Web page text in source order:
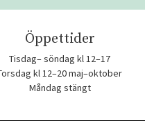
Öppettider
Tisdag– söndag kl 12–17
kl 12–20 maj–oktober
Måndag stängt